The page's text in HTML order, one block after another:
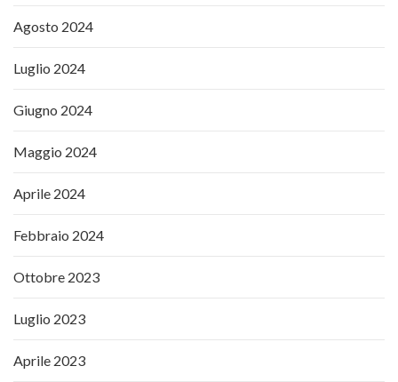
Agosto 2024
Luglio 2024
Giugno 2024
Maggio 2024
Aprile 2024
Febbraio 2024
Ottobre 2023
Luglio 2023
Aprile 2023